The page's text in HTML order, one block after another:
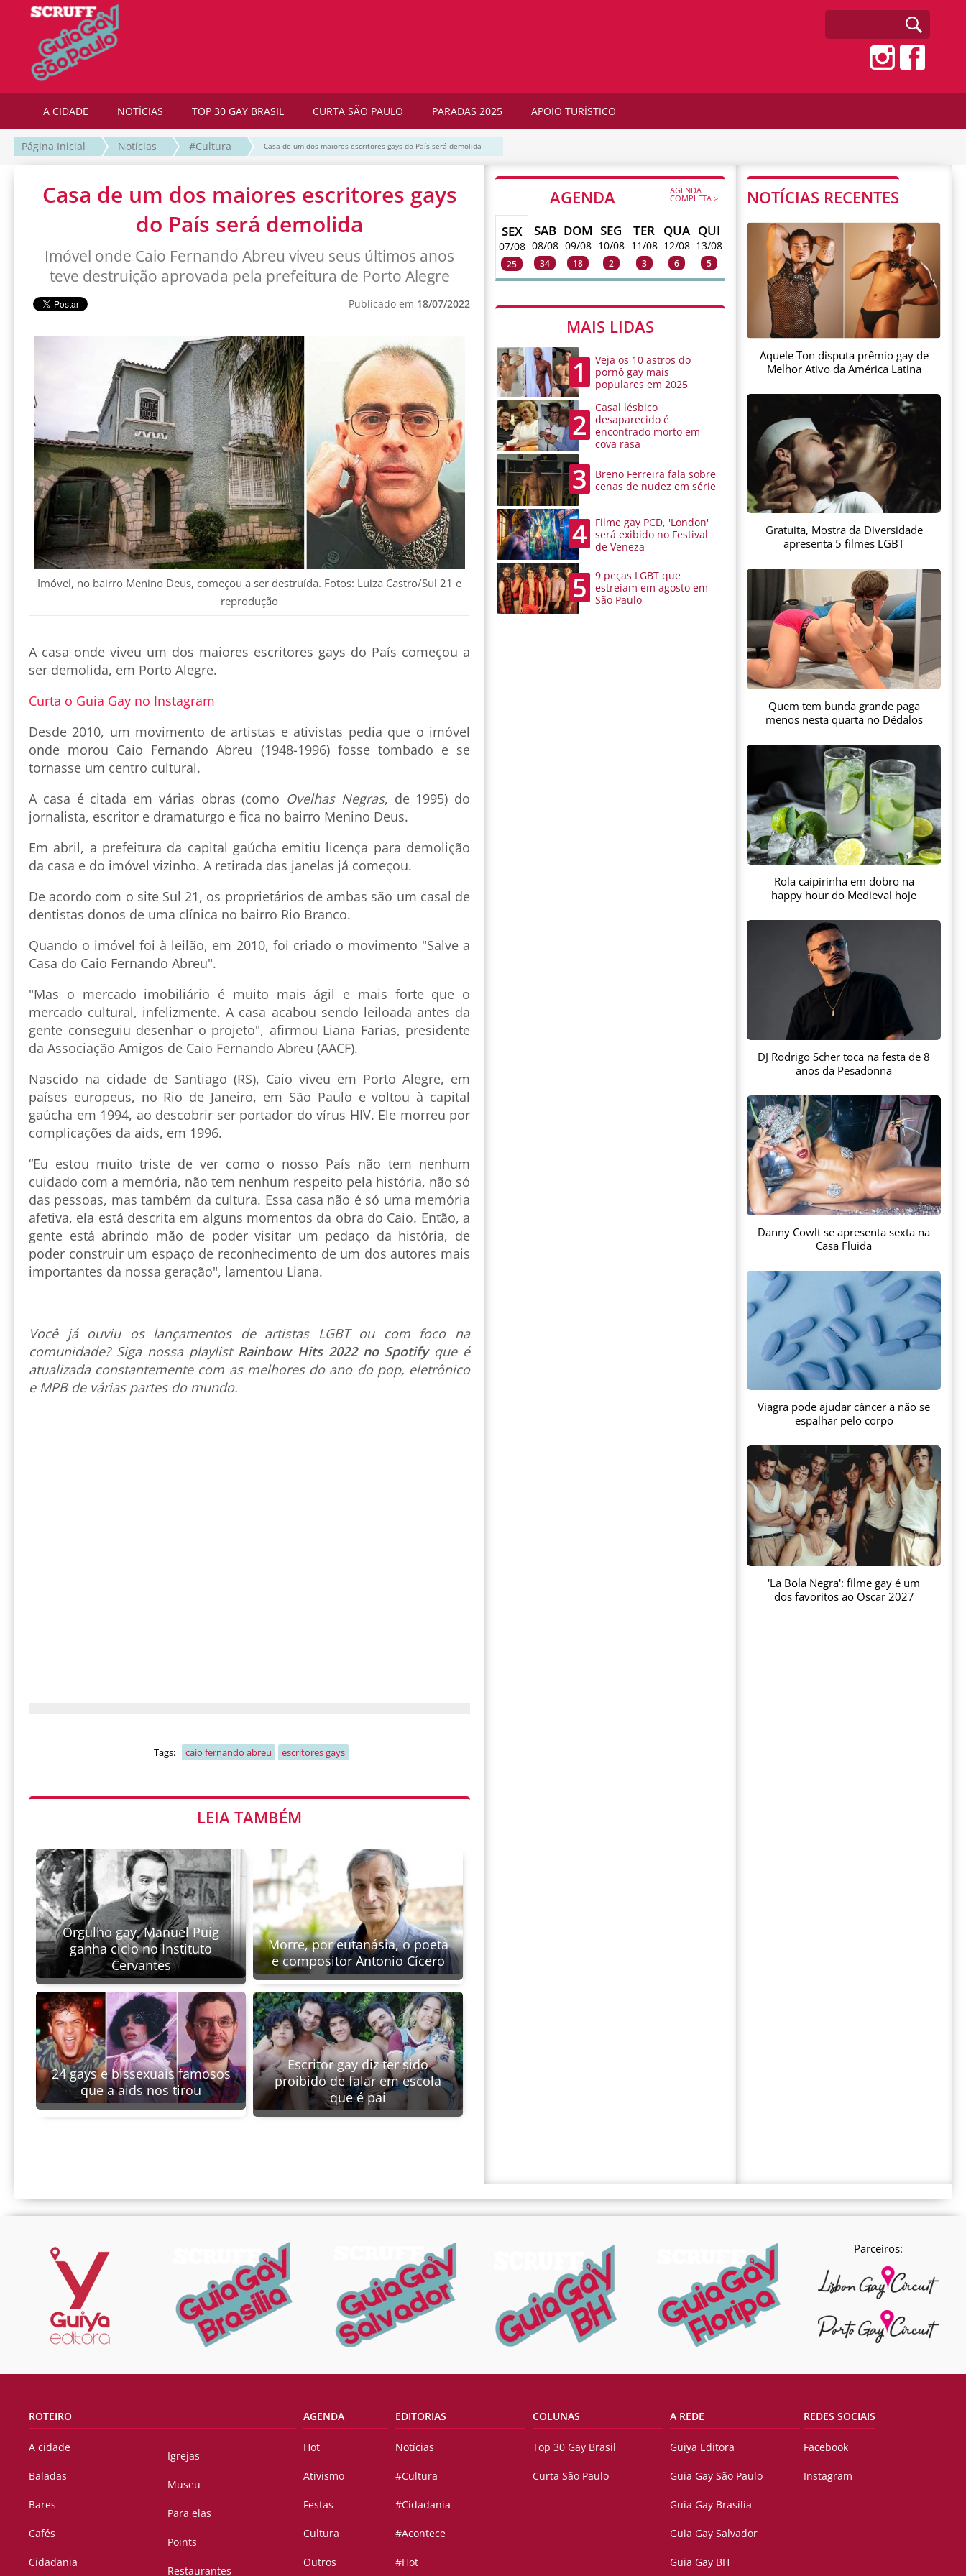
A CIDADE NOTÍCIAS TOP 30 GAY BRASIL CURTA SÃO PAULO PARADAS 2025 APOIO TURÍSTICO
Página Inicial Notícias #Cultura Casa de um dos maiores escritores gays do País será demolida
Casa de um dos maiores escritores gays
do País será demolida
Imóvel onde Caio Fernando Abreu viveu seus últimos anos
teve destruição aprovada pela prefeitura de Porto Alegre
Publicado em 18/07/2022
Imóvel, no bairro Menino Deus, começou a ser destruída. Fotos: Luiza Castro/Sul 21 e
reprodução
A casa onde viveu um dos maiores escritores gays do País começou a
ser demolida, em Porto Alegre.
Curta o Guia Gay no Instagram
Desde 2010, um movimento de artistas e ativistas pedia que o imóvel
onde morou Caio Fernando Abreu (1948-1996) fosse tombado e se
tornasse um centro cultural.
A casa é citada em várias obras (como Ovelhas Negras, de 1995) do
jornalista, escritor e dramaturgo e fica no bairro Menino Deus.
Em abril, a prefeitura da capital gaúcha emitiu licença para demolição
da casa e do imóvel vizinho. A retirada das janelas já começou.
De acordo com o site Sul 21, os proprietários de ambas são um casal de
dentistas donos de uma clínica no bairro Rio Branco.
Quando o imóvel foi à leilão, em 2010, foi criado o movimento "Salve a
Casa do Caio Fernando Abreu".
"Mas o mercado imobiliário é muito mais ágil e mais forte que o
mercado cultural, infelizmente. A casa acabou sendo leiloada antes da
gente conseguiu desenhar o projeto", afirmou Liana Farias, presidente
da Associação Amigos de Caio Fernando Abreu (AACF).
Nascido na cidade de Santiago (RS), Caio viveu em Porto Alegre, em
países europeus, no Rio de Janeiro, em São Paulo e voltou à capital
gaúcha em 1994, ao descobrir ser portador do vírus HIV. Ele morreu por
complicações da aids, em 1996.
“Eu estou muito triste de ver como o nosso País não tem nenhum
cuidado com a memória, não tem nenhum respeito pela história, não só
das pessoas, mas também da cultura. Essa casa não é só uma memória
afetiva, ela está descrita em alguns momentos da obra do Caio. Então, a
gente está abrindo mão de poder visitar um pedaço da história, de
poder construir um espaço de reconhecimento de um dos autores mais
importantes da nossa geração", lamentou Liana.
Você já ouviu os lançamentos de artistas LGBT ou com foco na
comunidade? Siga nossa playlist Rainbow Hits 2022 no Spotify que é
atualizada constantemente com as melhores do ano do pop, eletrônico
e MPB de várias partes do mundo.
Tags: caio fernando abreu escritores gays
LEIA TAMBÉM
Orgulho gay, Manuel Puig
ganha ciclo no Instituto
Cervantes
Morre, por eutanásia, o poeta
e compositor Antonio Cícero
24 gays e bissexuais famosos
que a aids nos tirou
Escritor gay diz ter sido
proibido de falar em escola
que é pai
AGENDA AGENDA
COMPLETA >
SEX
07/08
25
SAB
08/08
34
DOM
09/08
18
SEG
10/08
2
TER
11/08
3
QUA
12/08
6
QUI
13/08
5
MAIS LIDAS
1
Veja os 10 astros do
pornô gay mais
populares em 2025
2
Casal lésbico
desaparecido é
encontrado morto em
cova rasa
3
Breno Ferreira fala sobre
cenas de nudez em série
4
Filme gay PCD, 'London'
será exibido no Festival
de Veneza
5
9 peças LGBT que
estreiam em agosto em
São Paulo
NOTÍCIAS RECENTES
Aquele Ton disputa prêmio gay de
Melhor Ativo da América Latina
Gratuita, Mostra da Diversidade
apresenta 5 filmes LGBT
Quem tem bunda grande paga
menos nesta quarta no Dédalos
Rola caipirinha em dobro na
happy hour do Medieval hoje
DJ Rodrigo Scher toca na festa de 8
anos da Pesadonna
Danny Cowlt se apresenta sexta na
Casa Fluida
Viagra pode ajudar câncer a não se
espalhar pelo corpo
'La Bola Negra': filme gay é um
dos favoritos ao Oscar 2027
Parceiros:
ROTEIRO
A cidade
Baladas
Bares
Cafés
Cidadania
Igrejas
Museu
Para elas
Points
Restaurantes
AGENDA
Hot
Ativismo
Festas
Cultura
Outros
EDITORIAS
Notícias
#Cultura
#Cidadania
#Acontece
#Hot
COLUNAS
Top 30 Gay Brasil
Curta São Paulo
A REDE
Guiya Editora
Guia Gay São Paulo
Guia Gay Brasilia
Guia Gay Salvador
Guia Gay BH
REDES SOCIAIS
Facebook
Instagram